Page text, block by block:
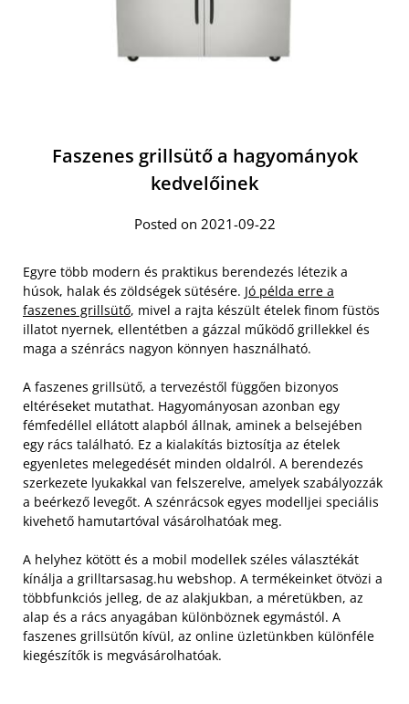
Faszenes grillsütő a hagyományok
kedvelőinek
Posted on 2021-09-22
Egyre több modern és praktikus berendezés létezik a
húsok, halak és zöldségek sütésére. Jó példa erre a
faszenes grillsütő, mivel a rajta készült ételek finom füstös
illatot nyernek, ellentétben a gázzal működő grillekkel és
maga a szénrács nagyon könnyen használható.
A faszenes grillsütő, a tervezéstől függően bizonyos
eltéréseket mutathat. Hagyományosan azonban egy
fémfedéllel ellátott alapból állnak, aminek a belsejében
egy rács található. Ez a kialakítás biztosítja az ételek
egyenletes melegedését minden oldalról. A berendezés
szerkezete lyukakkal van felszerelve, amelyek szabályozzák
a beérkező levegőt. A szénrácsok egyes modelljei speciális
kivehető hamutartóval vásárolhatóak meg.
A helyhez kötött és a mobil modellek széles választékát
kínálja a grilltarsasag.hu webshop. A termékeinket ötvözi a
többfunkciós jelleg, de az alakjukban, a méretükben, az
alap és a rács anyagában különböznek egymástól. A
faszenes grillsütőn kívül, az online üzletünkben különféle
kiegészítők is megvásárolhatóak.